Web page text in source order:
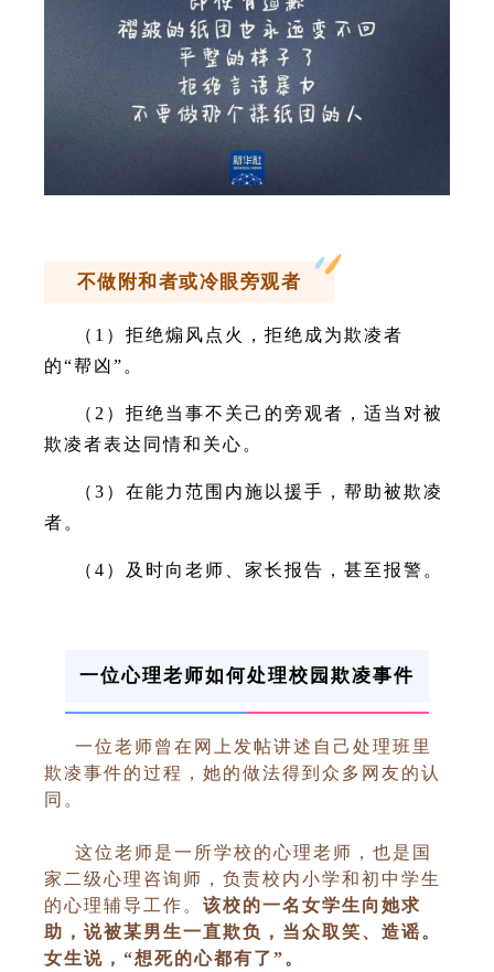
不做附和者或冷眼旁观者
（1）拒绝煽风点火，拒绝成为欺凌者
的“帮凶”。
（2）拒绝当事不关己的旁观者，适当对被
欺凌者表达同情和关心。
（3）在能力范围内施以援手，帮助被欺凌
者。
（4）及时向老师、家长报告，甚至报警。
一位心理老师如何处理校园欺凌事件
一位老师曾在网上发帖讲述自己处理班里
欺凌事件的过程，她的做法得到众多网友的认
同。
这位老师是一所学校的心理老师，也是国
家二级心理咨询师，负责校内小学和初中学生
的心理辅导工作。 该校的一名女学生向她求
助，说被某男生一直欺负，当众取笑、造谣。
女生说，“想死的心都有了”。